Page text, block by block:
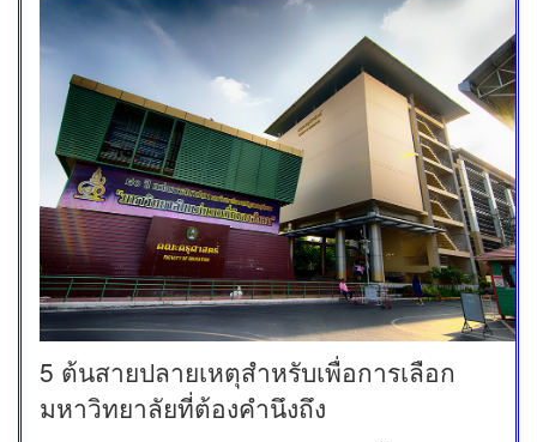
5 ต้นสายปลายเหตุสำหรับเพื่อการเลือก
มหาวิทยาลัยที่ต้องคำนึงถึง